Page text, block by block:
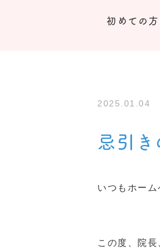
初めての
2025.01.04
忌引
いつもホーム
この度、院